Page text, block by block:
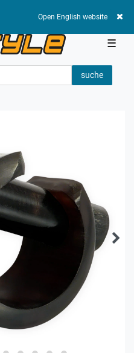
Open English website
☰
suche